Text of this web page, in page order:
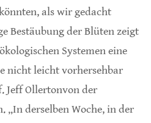
als wir gedacht
Bestäubung der Blüten zeigt
Systemen eine
nicht leicht vorhersehbar
Jeff Ollertonvon der
derselben Woche, in der